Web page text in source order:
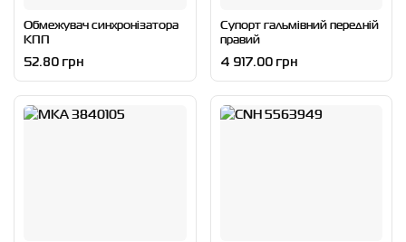
Обмежувач синхронізатора
КПП
52.80 грн
Супорт гальмівний передній
правий
4 917.00 грн